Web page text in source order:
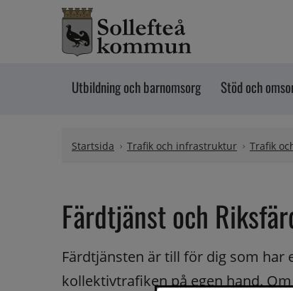
Hoppa till innehåll
Utbildning och barnomsorg Stöd och
Startsida Trafik och infrastruktur Trafik
Färdtjänst och
Färdtjänsten är till för dig som
kollektivtrafiken på egen hand.